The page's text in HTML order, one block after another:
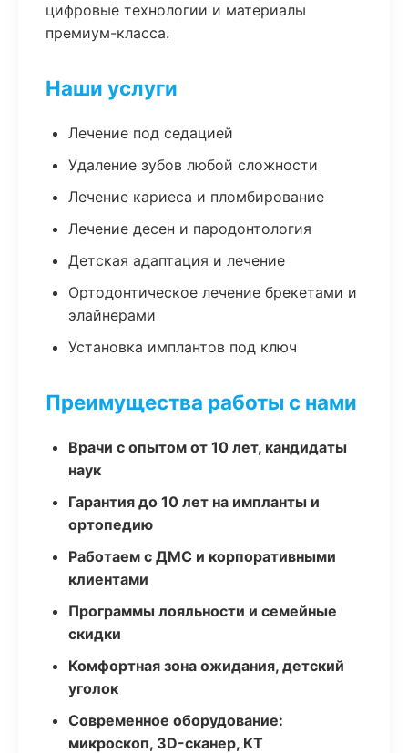
цифровые технологии и материалы
премиум-класса.
Наши услуги
Лечение под седацией
Удаление зубов любой сложности
Лечение кариеса и пломбирование
Лечение десен и пародонтология
Детская адаптация и лечение
Ортодонтическое лечение брекетами и
элайнерами
Установка имплантов под ключ
Преимущества работы с нами
Врачи с опытом от 10 лет, кандидаты
наук
Гарантия до 10 лет на импланты и
ортопедию
Работаем с ДМС и корпоративными
клиентами
Программы лояльности и семейные
скидки
Комфортная зона ожидания, детский
уголок
Современное оборудование:
микроскоп, 3D-сканер, КТ